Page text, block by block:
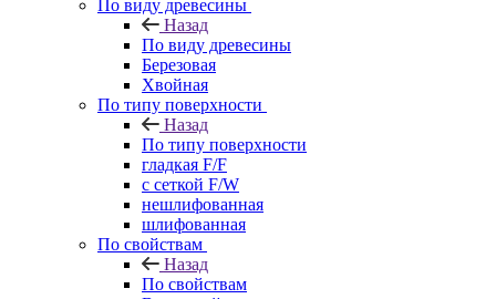
По виду древесины
Назад
По виду древесины
Березовая
Хвойная
По типу поверхности
Назад
По типу поверхности
гладкая F/F
с сеткой F/W
нешлифованная
шлифованная
По свойствам
Назад
По свойствам